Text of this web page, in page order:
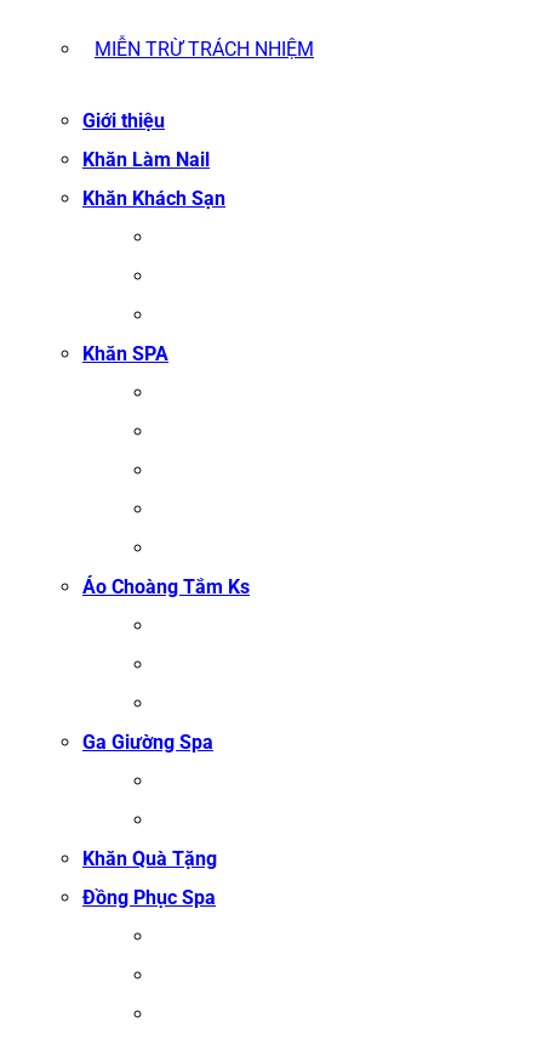
MIỄN TRỪ TRÁCH NHIỆM
Giới thiệu
Khăn Làm Nail
Khăn Khách Sạn
Khăn SPA
Áo Choàng Tắm Ks
Ga Giường Spa
Khăn Quà Tặng
Đồng Phục Spa